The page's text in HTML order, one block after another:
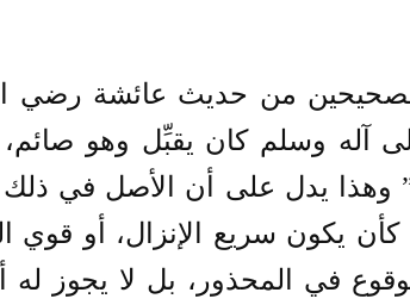
حول فَهْمِهِ كلامي عن تنظيم القاعدة
من حديث عائشة رضي
آله وسلم كان يقبِّل وهو صائم،
وهذا يدل على أن الأصل في
كأن يكون سريع الإنزال، أو قوي
في المحذور، بل لا يجوز